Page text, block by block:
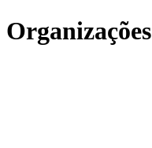
Organizações